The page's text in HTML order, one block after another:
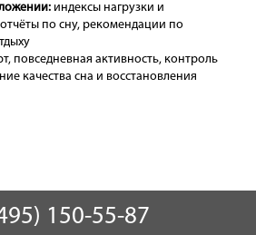
индексы нагрузки и
по сну, рекомендации по
повседневная активность, контроль
качества сна и восстановления
150-55-87